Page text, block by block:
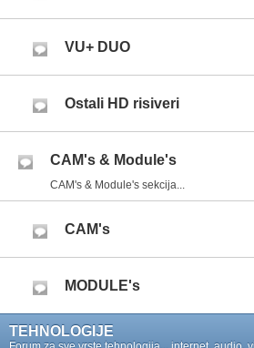
VU+ DUO
Ostali HD risiveri
CAM's & Module's
CAM's & Module's sekcija...
CAM's
MODULE's
TEHNOLOGIJE